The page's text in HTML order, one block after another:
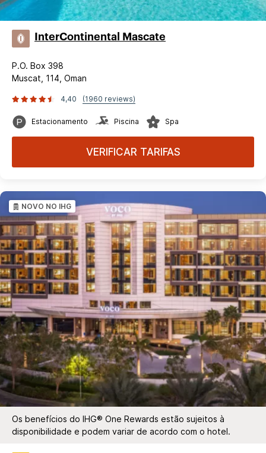
InterContinental Mascate
P.O. Box 398
Muscat, 114, Oman
4,40 (1960 reviews)
Estacionamento Piscina Spa
VERIFICAR TARIFAS
NOVO NO IHG
Os benefícios do IHG® One Rewards estão sujeitos à
disponibilidade e podem variar de acordo com o hotel.